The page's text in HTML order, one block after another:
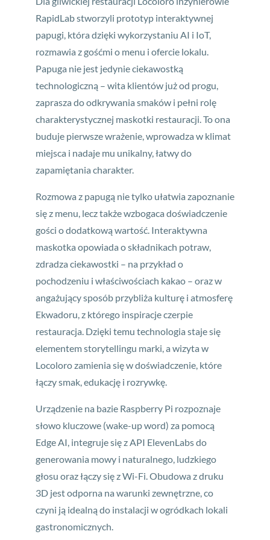
RapidLab stworzyli prototyp interaktywnej
papugi, która dzięki wykorzystaniu AI i IoT,
rozmawia z gośćmi o menu i ofercie lokalu.
Papuga nie jest jedynie ciekawostką
technologiczną – wita klientów już od progu,
zaprasza do odkrywania smaków i pełni rolę
charakterystycznej maskotki restauracji. To ona
buduje pierwsze wrażenie, wprowadza w klimat
miejsca i nadaje mu unikalny, łatwy do
zapamiętania charakter.
Rozmowa z papugą nie tylko ułatwia zapoznanie
się z menu, lecz także wzbogaca doświadczenie
gości o dodatkową wartość. Interaktywna
maskotka opowiada o składnikach potraw,
zdradza ciekawostki – na przykład o
pochodzeniu i właściwościach kakao – oraz w
angażujący sposób przybliża kulturę i atmosferę
Ekwadoru, z którego inspiracje czerpie
restauracja. Dzięki temu technologia staje się
elementem storytellingu marki, a wizyta w
Locoloro zamienia się w doświadczenie, które
łączy smak, edukację i rozrywkę.
Urządzenie na bazie Raspberry Pi rozpoznaje
słowo kluczowe (wake-up word) za pomocą
Edge AI, integruje się z API ElevenLabs do
generowania mowy i naturalnego, ludzkiego
głosu oraz łączy się z Wi-Fi. Obudowa z druku
3D jest odporna na warunki zewnętrzne, co
czyni ją idealną do instalacji w ogródkach lokali
gastronomicznych.